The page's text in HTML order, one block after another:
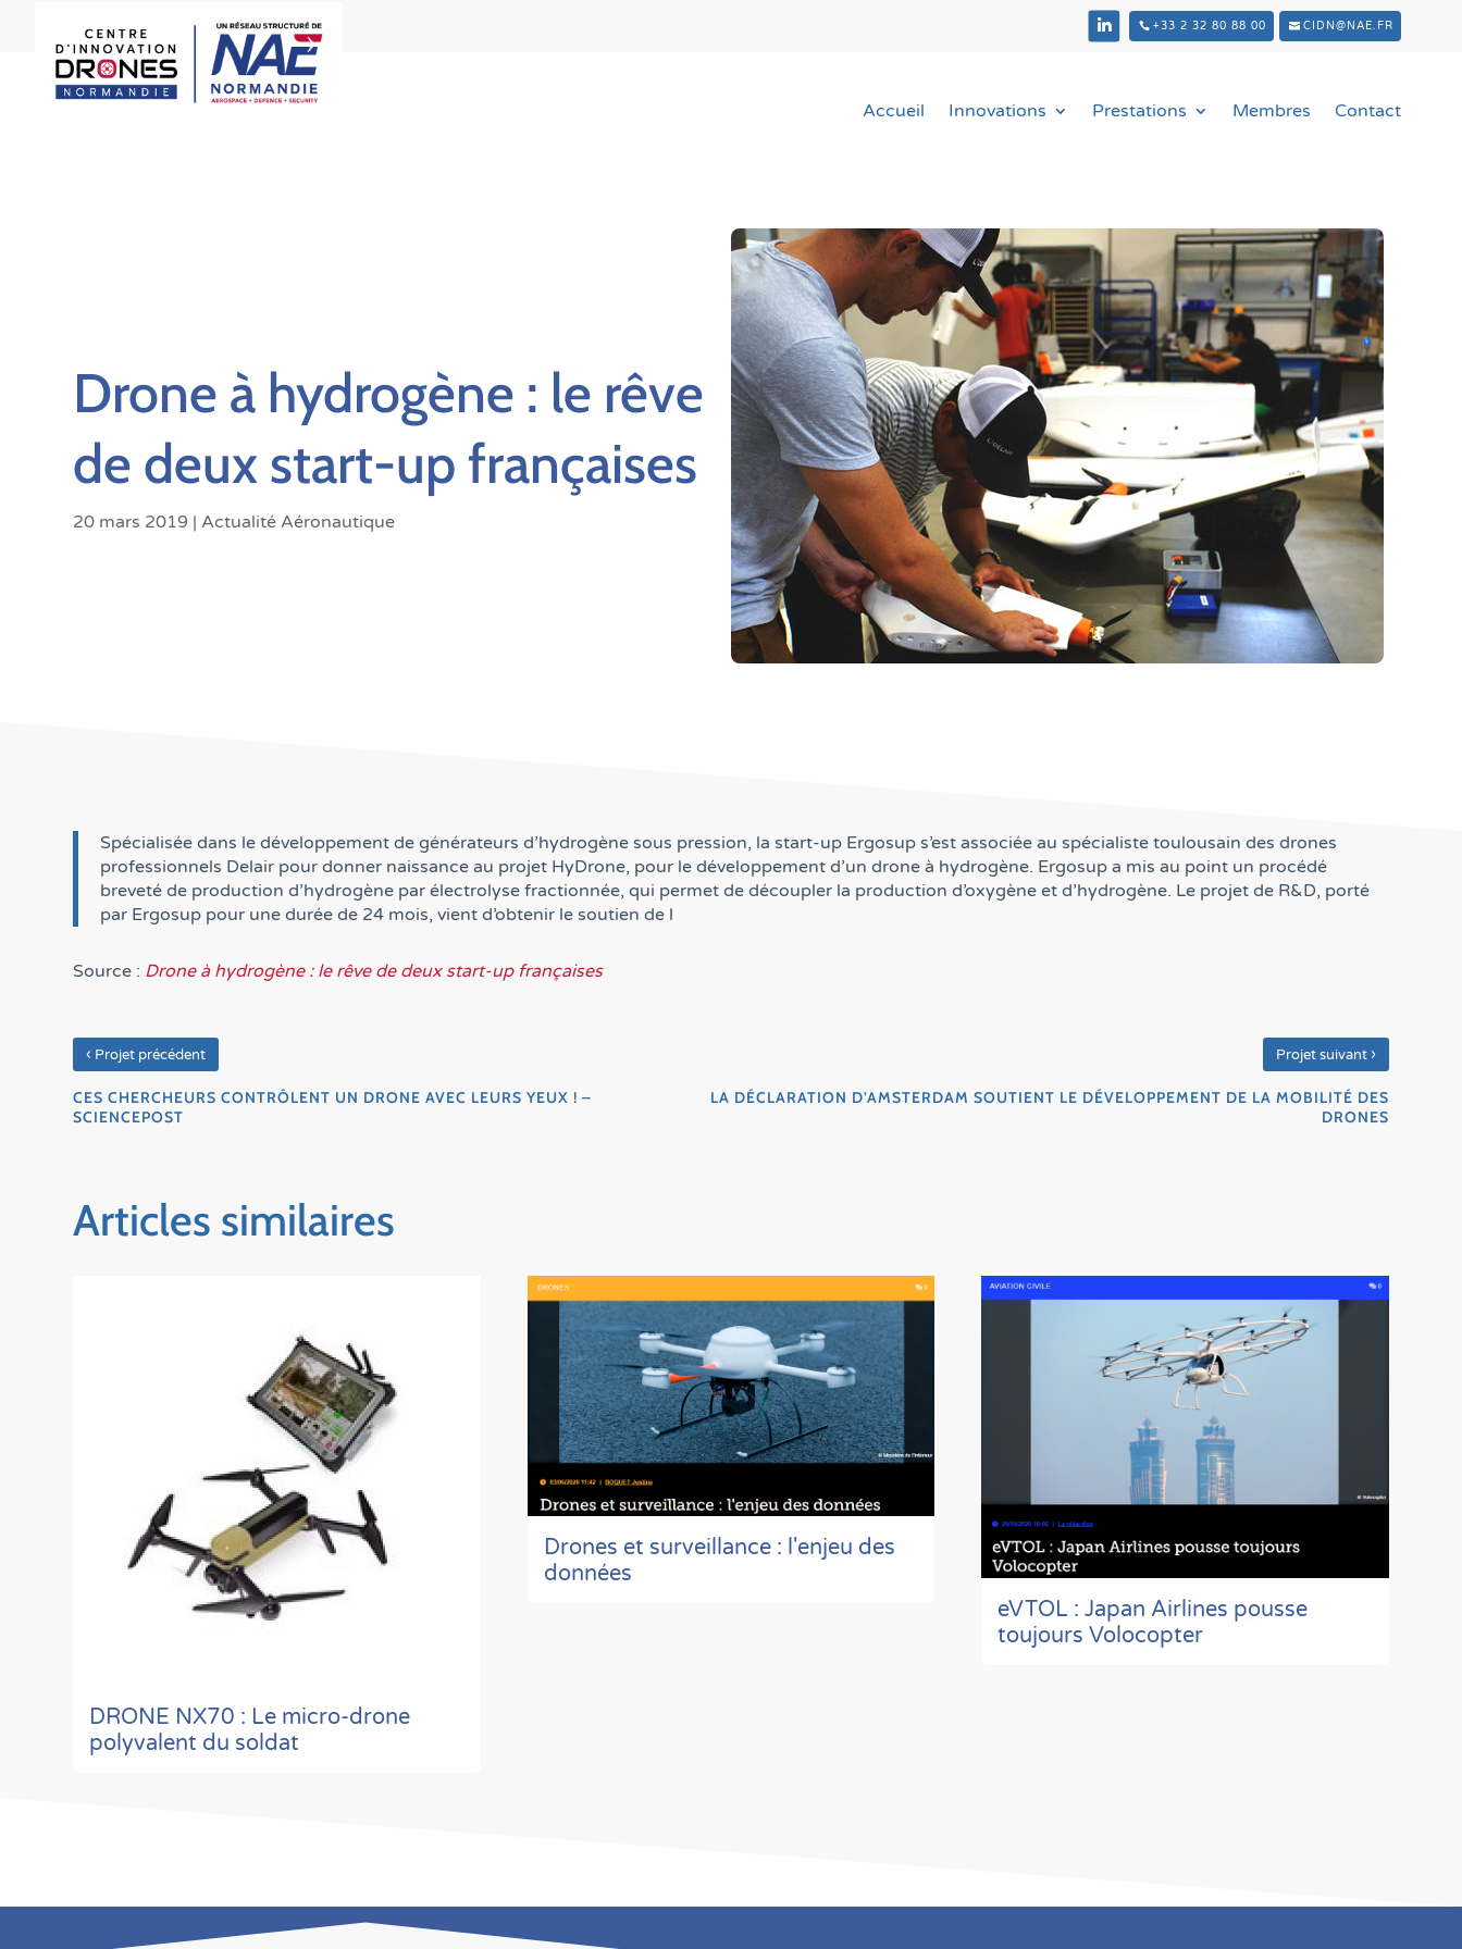
+33 2 32 80 88 00 CIDN@NAE.FR
Accueil Innovations Prestations Membres Contact
Drone à hydrogène : le rêve
de deux start-up françaises
20 mars 2019 | Actualité Aéronautique
Spécialisée dans le développement de générateurs d’hydrogène sous pression, la start-up Ergosup s’est associée au spécialiste toulousain des drones
professionnels Delair pour donner naissance au projet HyDrone, pour le développement d’un drone à hydrogène. Ergosup a mis au point un procédé
breveté de production d’hydrogène par électrolyse fractionnée, qui permet de découpler la production d’oxygène et d’hydrogène. Le projet de R&D, porté
par Ergosup pour une durée de 24 mois, vient d’obtenir le soutien de l
Source : Drone à hydrogène : le rêve de deux start-up françaises
‹ Projet précédent
CES CHERCHEURS CONTRÔLENT UN DRONE AVEC LEURS YEUX ! –
SCIENCEPOST
Projet suivant ›
LA DÉCLARATION D’AMSTERDAM SOUTIENT LE DÉVELOPPEMENT DE LA MOBILITÉ DES
DRONES
Articles similaires
DRONE NX70 : Le micro-drone
polyvalent du soldat
Drones et surveillance : l'enjeu des
données
eVTOL : Japan Airlines pousse
toujours Volocopter